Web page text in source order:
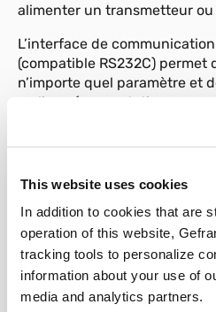
This website uses cookies
In addition to cookies that are
operation of this website,
tracking tools to personalize
information about your use of
media and analytics partners.
alimenter un transmetteur
L’interface de
(compatible RS232C) permet
n’importe quel paramètre et
en ligne (commutation
distance, contrôle
(Gefran).
Une liaison numérique
courant, RS232 ou RS485
Gefran (Cencal) ou Modbus
modifier tous les paramètres